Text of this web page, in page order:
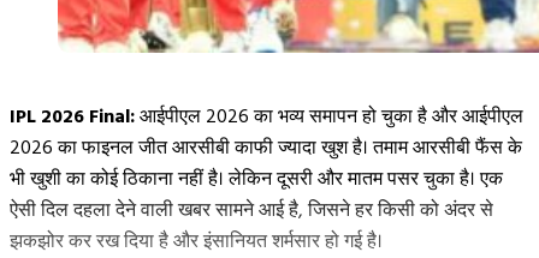
IPL 2026 Final:आईपीएल 2026 का भव्य समापन हो चुका है और आईपीएल
2026 का फाइनल जीत आरसीबी काफी ज्यादा खुश है। तमाम आरसीबी फैंस के
भी खुशी का कोई ठिकाना नहीं है। लेकिन दूसरी और मातम पसर चुका है। एक
ऐसी दिल दहला देने वाली खबर सामने आई है, जिसने हर किसी को अंदर से
झकझोर कर रख दिया है और इंसानियत शर्मसार हो गई है।